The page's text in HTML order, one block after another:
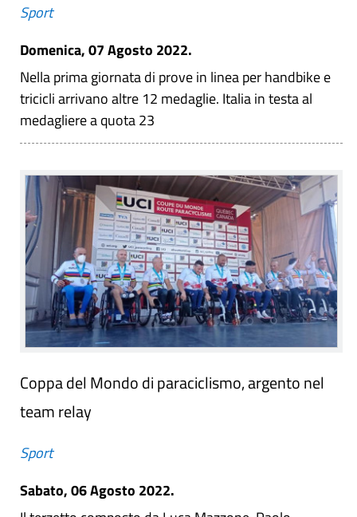
Sport
Domenica, 07 Agosto 2022.
Nella prima giornata di prove in linea per handbike e
tricicli arrivano altre 12 medaglie. Italia in testa al
medagliere a quota 23
Coppa del Mondo di paraciclismo, argento nel
team relay
Sport
Sabato, 06 Agosto 2022.